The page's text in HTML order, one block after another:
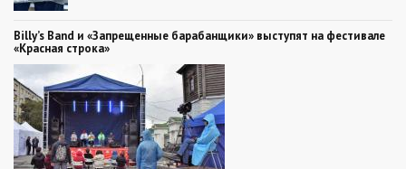
Billy’s Band и «Запрещенные барабанщики» выступят на фестивале
«Красная строка»